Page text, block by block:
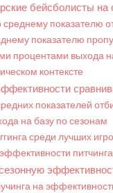
бейсболисты на
показателю
показателю
процентами выхода
контексте
показателей
на базу по сезонам
среди лучших
питчинга
на